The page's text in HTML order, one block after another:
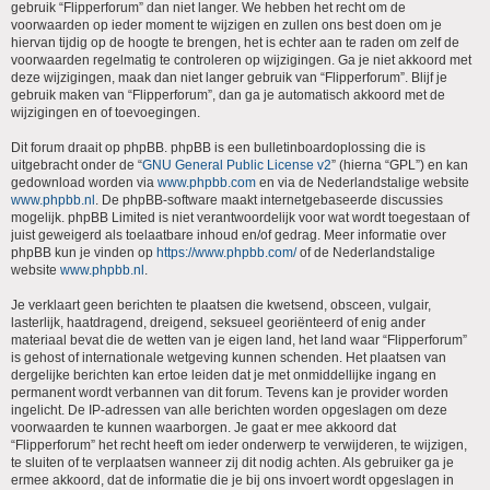
gebruik “Flipperforum” dan niet langer. We hebben het recht om de
voorwaarden op ieder moment te wijzigen en zullen ons best doen om je
hiervan tijdig op de hoogte te brengen, het is echter aan te raden om zelf de
voorwaarden regelmatig te controleren op wijzigingen. Ga je niet akkoord met
deze wijzigingen, maak dan niet langer gebruik van “Flipperforum”. Blijf je
gebruik maken van “Flipperforum”, dan ga je automatisch akkoord met de
wijzigingen en of toevoegingen.
Dit forum draait op phpBB. phpBB is een bulletinboardoplossing die is
uitgebracht onder de “GNU General Public License v2” (hierna “GPL”) en kan
gedownload worden via www.phpbb.com en via de Nederlandstalige website
www.phpbb.nl . De phpBB-software maakt internetgebaseerde discussies
mogelijk. phpBB Limited is niet verantwoordelijk voor wat wordt toegestaan of
juist geweigerd als toelaatbare inhoud en/of gedrag. Meer informatie over
phpBB kun je vinden op https://www.phpbb.com/of de Nederlandstalige
website www.phpbb.nl .
Je verklaart geen berichten te plaatsen die kwetsend, obsceen, vulgair,
lasterlijk, haatdragend, dreigend, seksueel georiënteerd of enig ander
materiaal bevat die de wetten van je eigen land, het land waar “Flipperforum”
is gehost of internationale wetgeving kunnen schenden. Het plaatsen van
dergelijke berichten kan ertoe leiden dat je met onmiddellijke ingang en
permanent wordt verbannen van dit forum. Tevens kan je provider worden
ingelicht. De IP-adressen van alle berichten worden opgeslagen om deze
voorwaarden te kunnen waarborgen. Je gaat er mee akkoord dat
“Flipperforum” het recht heeft om ieder onderwerp te verwijderen, te wijzigen,
te sluiten of te verplaatsen wanneer zij dit nodig achten. Als gebruiker ga je
ermee akkoord, dat de informatie die je bij ons invoert wordt opgeslagen in